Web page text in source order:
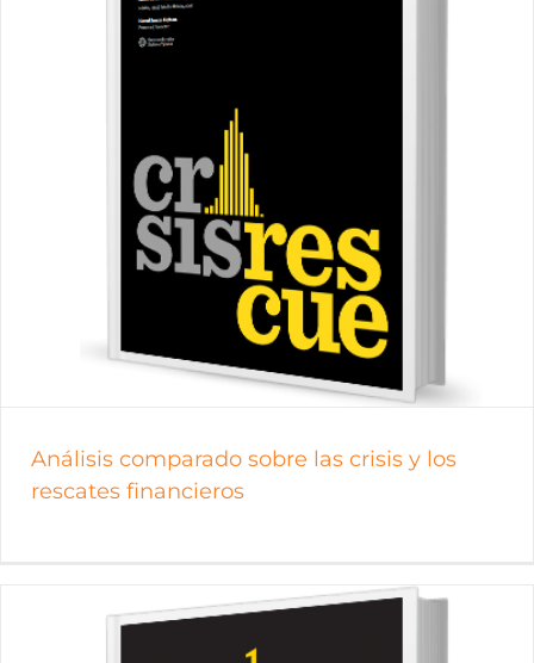
Análisis comparado sobre las crisis y los
rescates financieros